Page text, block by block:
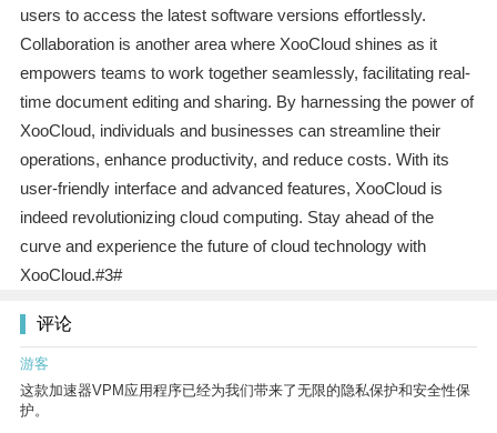
users to access the latest software versions effortlessly.
Collaboration is another area where XooCloud shines as it
empowers teams to work together seamlessly, facilitating real-
time document editing and sharing. By harnessing the power of
XooCloud, individuals and businesses can streamline their
operations, enhance productivity, and reduce costs. With its
user-friendly interface and advanced features, XooCloud is
indeed revolutionizing cloud computing. Stay ahead of the
curve and experience the future of cloud technology with
XooCloud.#3#
评论
游客
这款加速器VPM应用程序已经为我们带来了无限的隐私保护和安全性保
护。